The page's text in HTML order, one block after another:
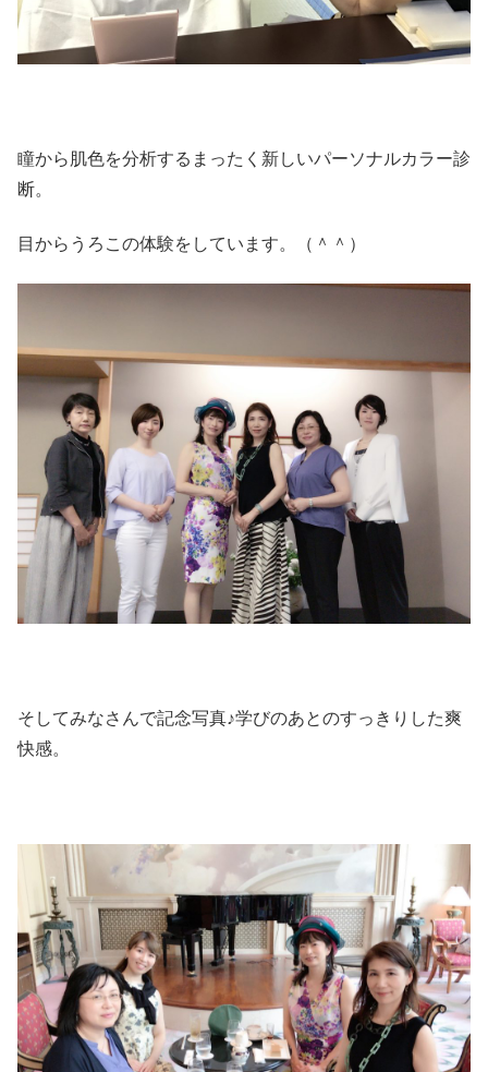
瞳から肌色を分析するまったく新しいパーソナルカラー診
断。
目からうろこの体験をしています。（＾＾）
そしてみなさんで記念写真♪学びのあとのすっきりした爽
快感。